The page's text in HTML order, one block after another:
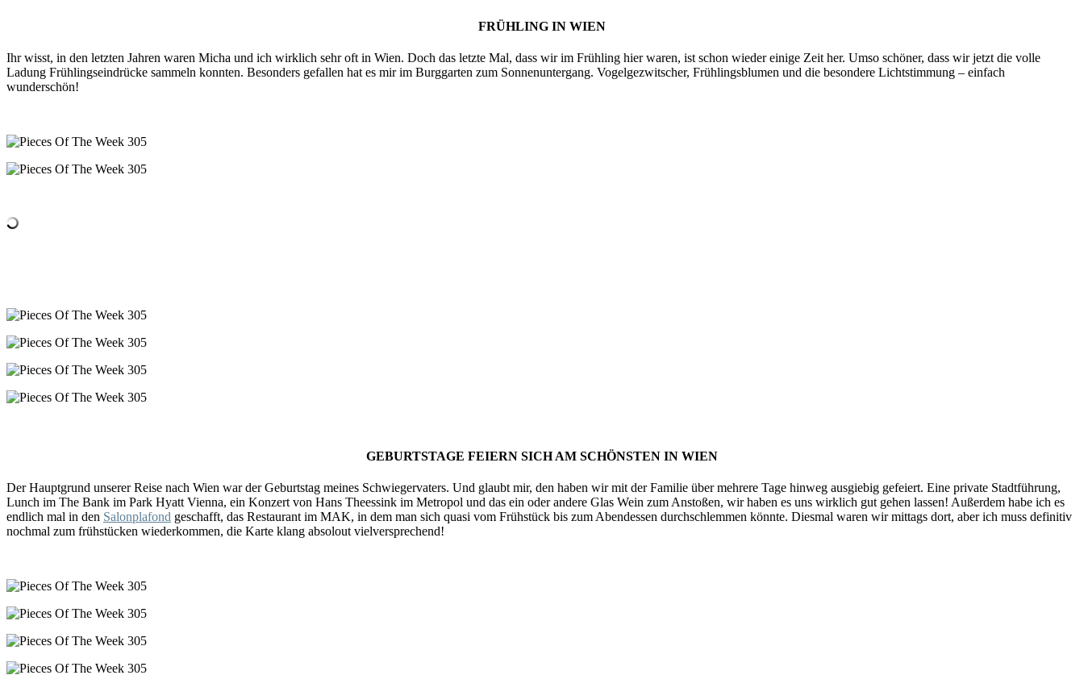
FRÜHLING IN WIEN
Ihr wisst, in den letzten Jahren waren Micha und ich wirklich sehr oft in Wien. Doch das letzte Mal, dass wir im Frühling hier waren, ist schon wieder einige Zeit her. Umso schöner, dass wir jetzt die volle
Ladung Frühlingseindrücke sammeln konnten. Besonders gefallen hat es mir im Burggarten zum Sonnenuntergang. Vogelgezwitscher, Frühlingsblumen und die besondere Lichtstimmung – einfach
wunderschön!
GEBURTSTAGE FEIERN SICH AM SCHÖNSTEN IN WIEN
Der Hauptgrund unserer Reise nach Wien war der Geburtstag meines Schwiegervaters. Und glaubt mir, den haben wir mit der Familie über mehrere Tage hinweg ausgiebig gefeiert. Eine private Stadtführung,
Lunch im The Bank im Park Hyatt Vienna, ein Konzert von Hans Theessink im Metropol und das ein oder andere Glas Wein zum Anstoßen, wir haben es uns wirklich gut gehen lassen! Außerdem habe ich es
endlich mal in den Salonplafond geschafft, das Restaurant im MAK, in dem man sich quasi vom Frühstück bis zum Abendessen durchschlemmen könnte. Diesmal waren wir mittags dort, aber ich muss definitiv
nochmal zum frühstücken wiederkommen, die Karte klang absolout vielversprechend!